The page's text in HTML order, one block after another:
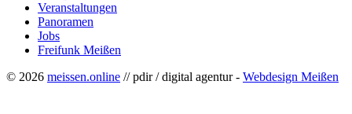
Veranstaltungen
Panoramen
Jobs
Freifunk Meißen
© 2026 meissen.online // pdir / digital agentur - Webdesign Meißen